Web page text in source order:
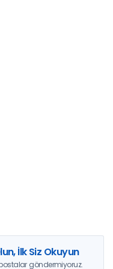
İlk Siz Okuyun
göndermiyoruz.